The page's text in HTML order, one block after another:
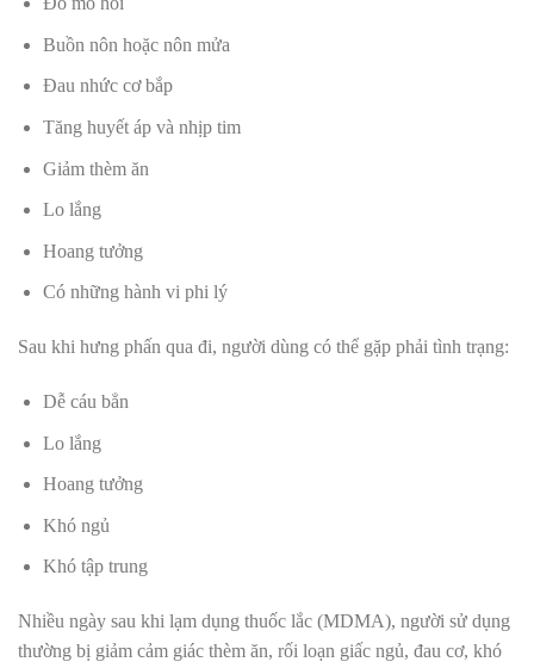
Buồn nôn hoặc nôn mửa
Đau nhức cơ bắp
Tăng huyết áp và nhịp tim
Giảm thèm ăn
Lo lắng
Hoang tưởng
Có những hành vi phi lý
Sau khi hưng phấn qua đi, người dùng có thể gặp phải tình trạng:
Dễ cáu bẳn
Lo lắng
Hoang tưởng
Khó ngủ
Khó tập trung
Nhiều ngày sau khi lạm dụng thuốc lắc (MDMA), người sử dụng
thường bị giảm cảm giác thèm ăn, rối loạn giấc ngủ, đau cơ, khó